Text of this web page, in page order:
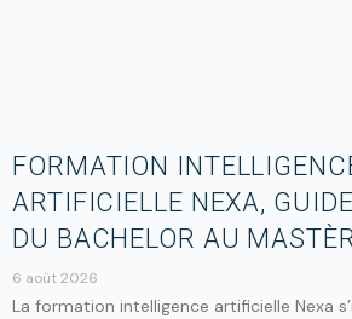
FORMATION
ARTIFICIELLE NEXA,
DU BACHELOR AU
6 août 2026
La formation intelligence artificielle Nexa